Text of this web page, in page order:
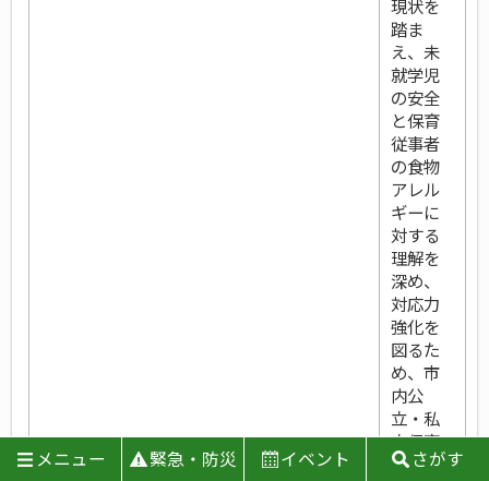
現状を
踏ま
え、未
就学児
の安全
と保育
従事者
の食物
アレル
ギーに
対する
理解を
深め、
対応力
強化を
図るた
め、市
内公
立・私
立保育
園の保
メニュー 緊急・防災 イベント さがす